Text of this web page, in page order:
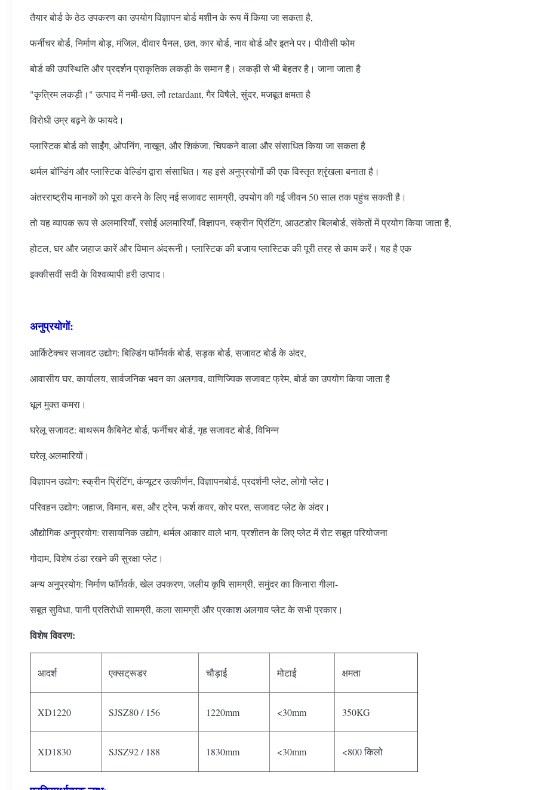
तैयार बोर्ड के ठेठ उपकरण का उपयोग विज्ञापन बोर्ड मशीन के रूप में किया जा सकता है,
फर्नीचर बोर्ड, निर्माण बोड़, मंजिल, दीवार पैनल, छत, कार बोर्ड, नाव बोर्ड और इतने पर। पीवीसी फोम
बोर्ड की उपस्थिति और प्रदर्शन प्राकृतिक लकड़ी के समान है। लकड़ी से भी बेहतर है। जाना जाता है
"कृत्रिम लकड़ी।" उत्पाद में नमी-छत, लौ retardant, गैर विषैले, सुंदर, मजबूत क्षमता है
विरोधी उम्र बढ़ने के फायदे।
प्लास्टिक बोर्ड को साईंग, ओपनिंग, नाखून, और शिकंजा, चिपकने वाला और संसाधित किया जा सकता है
थर्मल बॉन्डिंग और प्लास्टिक वेल्डिंग द्वारा संसाधित। यह इसे अनुप्रयोगों की एक विस्तृत श्रृंखला बनाता है।
अंतरराष्ट्रीय मानकों को पूरा करने के लिए नई सजावट सामग्री, उपयोग की गई जीवन 50 साल तक पहुंच सकती है।
तो यह व्यापक रूप से अलमारियाँ, रसोई अलमारियाँ, विज्ञापन, स्क्रीन प्रिंटिंग, आउटडोर बिलबोर्ड, संकेतों में प्रयोग किया जाता है,
होटल, घर और जहाज कारें और विमान अंदरूनी। प्लास्टिक की बजाय प्लास्टिक की पूरी तरह से काम करें। यह है एक
इक्कीसवीं सदी के विश्वव्यापी हरी उत्पाद।
अनुप्रयोगों:
आर्किटेक्चर सजावट उद्योग: बिल्डिंग फॉर्मवर्क बोर्ड, सड़क बोर्ड, सजावट बोर्ड के अंदर,
आवासीय घर, कार्यालय, सार्वजनिक भवन का अलगाव, वाणिज्यिक सजावट फ्रेम, बोर्ड का उपयोग किया जाता है
धूल मुक्त कमरा।
घरेलू सजावट: बाथरूम कैबिनेट बोर्ड, फर्नीचर बोर्ड, गृह सजावट बोर्ड, विभिन्न
घरेलू अलमारियों।
विज्ञापन उद्योग: स्क्रीन प्रिंटिंग, कंप्यूटर उत्कीर्णन, विज्ञापनबोर्ड, प्रदर्शनी प्लेट, लोगो प्लेट।
परिवहन उद्योग: जहाज, विमान, बस, और ट्रेन, फर्श कवर, कोर परत, सजावट प्लेट के अंदर।
औद्योगिक अनुप्रयोग: रासायनिक उद्योग, थर्मल आकार वाले भाग, प्रशीतन के लिए प्लेट में रोट सबूत परियोजना
गोदाम, विशेष ठंडा रखने की सुरक्षा प्लेट।
अन्य अनुप्रयोग: निर्माण फॉर्मवर्क, खेल उपकरण, जलीय कृषि सामग्री, समुंदर का किनारा गीला-
सबूत सुविधा, पानी प्रतिरोधी सामग्री, कला सामग्री और प्रकाश अलगाव प्लेट के सभी प्रकार।
विशेष विवरण:
आदर्श एक्सट्रूडर चौड़ाई मोटाई क्षमता
XD1220 SJSZ80 / 156 1220mm <30mm 350KG
XD1830 SJSZ92 / 188 1830mm <30mm <800 किलो